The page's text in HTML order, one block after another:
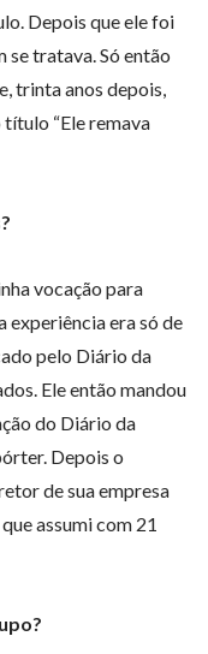
Depois que ele foi
tratava. Só então
trinta anos depois,
“Ele remava
vocação para
experiência era só de
pelo Diário da
Ele então mandou
do Diário da
Depois o
de sua empresa
assumi com 21